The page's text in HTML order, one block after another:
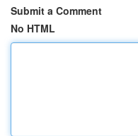
Submit a Comment
No HTML